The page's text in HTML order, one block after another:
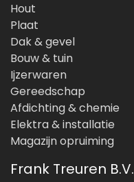
Hout
Plaat
Dak & gevel
Bouw & tuin
Ijzerwaren
Gereedschap
Afdichting & chemie
Elektra & installatie
Magazijn opruiming
Frank Treuren B.V.